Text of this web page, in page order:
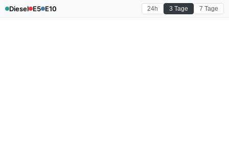
Diesel E5 E10 24h 3 Tage 7 Tage